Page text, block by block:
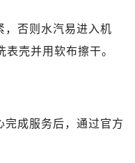
，否则水汽易进入机
壳并用软布擦干。
完成服务后，通过官方